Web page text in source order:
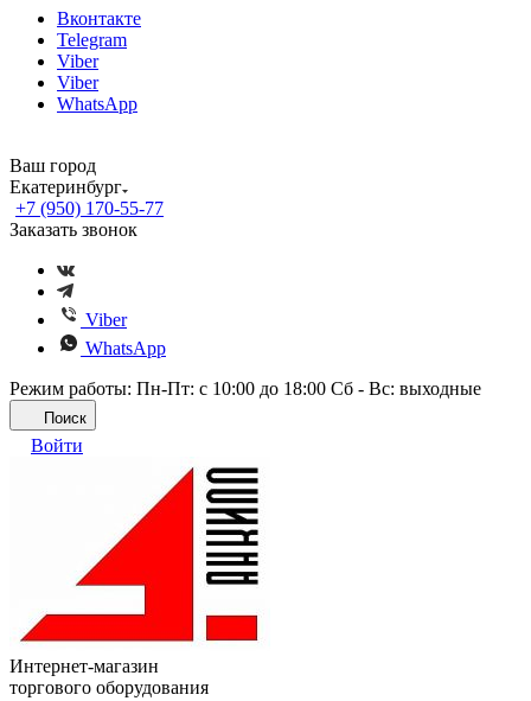
Вконтакте
Telegram
Viber
Viber
WhatsApp
Ваш город
Екатеринбург
+7 (950) 170-55-77
Заказать звонок
Viber
WhatsApp
Режим работы: Пн-Пт: с 10:00 до 18:00 Сб - Вс: выходные
Поиск
Войти
Интернет-магазин
торгового оборудования